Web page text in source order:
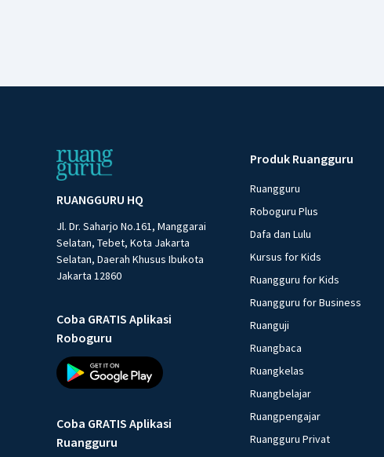
RUANGGURU HQ
Jl. Dr. Saharjo No.161, Manggarai
Selatan, Tebet, Kota Jakarta
Selatan, Daerah Khusus Ibukota
Jakarta 12860
Coba GRATIS Aplikasi
Roboguru
Coba GRATIS Aplikasi
Ruangguru
Produk Ruangguru
Ruangguru
Roboguru Plus
Dafa dan Lulu
Kursus for Kids
Ruangguru for Kids
Ruangguru for Business
Ruanguji
Ruangbaca
Ruangkelas
Ruangbelajar
Ruangpengajar
Ruangguru Privat